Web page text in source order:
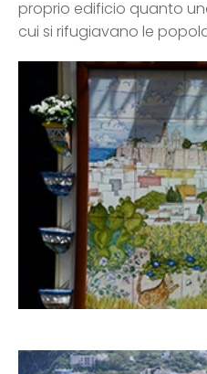
proprio edificio quanto
cui si rifugiavano le